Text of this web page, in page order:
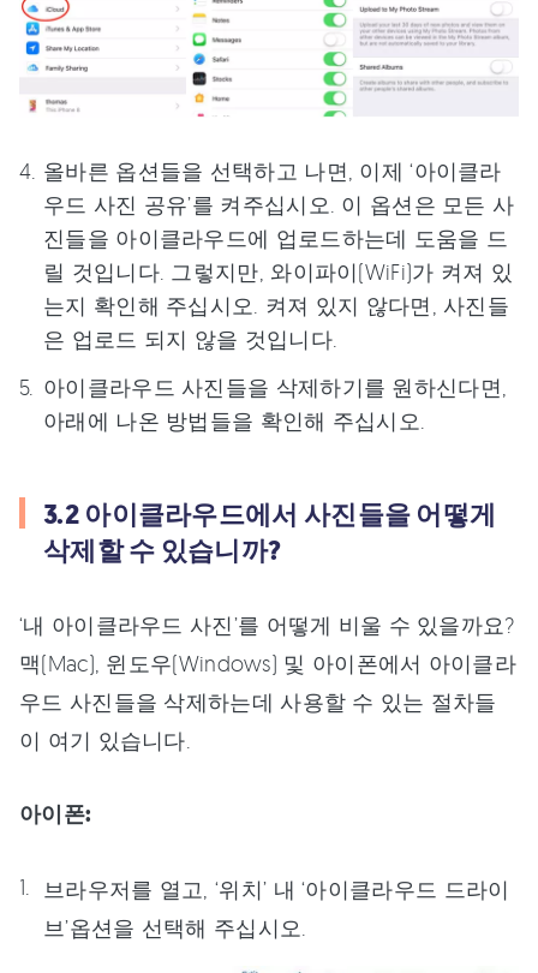
올바른 옵션들을 선택하고 나면, 이제 ‘아이클라
우드 사진 공유’를 켜주십시오. 이 옵션은 모든 사
진들을 아이클라우드에 업로드하는데 도움을 드
릴 것입니다. 그렇지만, 와이파이(WiFi)가 켜져 있
는지 확인해 주십시오. 켜져 있지 않다면, 사진들
은 업로드 되지 않을 것입니다.
아이클라우드 사진들을 삭제하기를 원하신다면,
아래에 나온 방법들을 확인해 주십시오.
3.2 아이클라우드에서 사진들을 어떻게
삭제할 수 있습니까?
‘내 아이클라우드 사진’를 어떻게 비울 수 있을까요?
맥(Mac), 윈도우(Windows) 및 아이폰에서 아이클라
우드 사진들을 삭제하는데 사용할 수 있는 절차들
이 여기 있습니다.
아이폰:
브라우저를 열고, ‘위치’ 내 ‘아이클라우드 드라이
브’옵션을 선택해 주십시오.